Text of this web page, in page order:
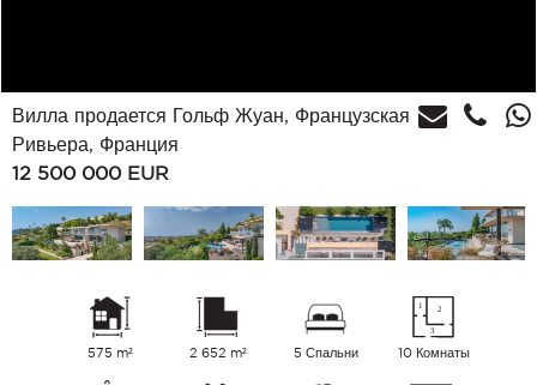
Вилла продается Гольф Жуан, Французская
Ривьера, Франция
12 500 000 EUR
575 m² 2 652 m² 5 Спальни 10 Комнаты